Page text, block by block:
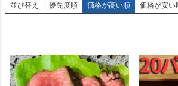
並び替え 優先度順 価格が高い順 価格が安い